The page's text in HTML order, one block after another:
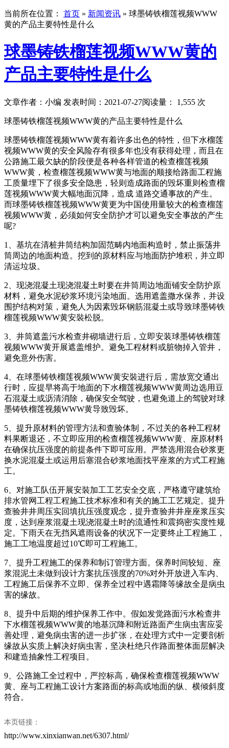
当前所在位置： 首页 » 新闻资讯 » 球墨铸铁榴莲视频WWW
黄的产品主要特性是什么
球墨铸铁榴莲视频WWW黄的
产品主要特性是什么
文章作者：小编 发表时间：2021-07-27阅读量： 1,555 次
球墨铸铁榴莲视频WWW黄的产品主要特性是什么
球墨铸铁榴莲视频WWW黄有着许多出色的特性，但下水榴莲
视频WWW黄的安全风险存有很多年也没有获得处理，而且在
公路施工最欠缺的阶段便是各种各样管道的检查榴莲视频
WWW黄，检查榴莲视频WWW黄与地面的顺接给路面工程施
工质量埋下了很多安全隐患，轻则造成路面的毁坏重则检查榴
莲视频WWW黄大幅地面沉降，造成 道路交通事故的产生。
而球墨铸铁榴莲视频WWW黄更为中国使用量较大的检查榴莲
视频WWW黄，必须如何安全防护才可以避免安全事故的产生
呢?
1、基坑在清桩井筒结构加固范畴内地面构造时，禁止振荡井
筒周边的地面构造。挖到的原材料应与地面防护堆积，并立即
清运垃圾。
2、现浇混凝土现浇混凝土时要在井筒周边地面铺安全防护原
材料，避免水泥砂浆环境污染地面。选用遮盖撒水保养，并设
围护结构对策，避免人为因素毁坏钢筋混凝土或导致球墨铸铁
榴莲视频WWW黄安裝松脱。
3、井筒遮盖污水检查井砌墙进行后，立即安装球墨铸铁榴莲
视频WWW黄开展遮盖维护。避免工程材料或脏物掉入管井，
避免意外伤害。
4、在球墨铸铁榴莲视频WWW黄安裝进行后，需放宽交通出
行时，应提早将高于地面的下水榴莲视频WWW黄周边选用豆
石混凝土或沥清消除，确保安全驾驶，也避免道上的驾驶对球
墨铸铁榴莲视频WWW黄导致毁坏。
5、提升原材料的管理方法和查验体制，不过关的各种工程材
料果断退还，不立即应用的检查榴莲视频WWW黄、座原材料
在确保抗压强度的前提条件下即可应用。严禁选用混合砂浆更
换水泥混凝土或运用后塞混合砂浆地面找平座浆的方式工程施
工。
6、对施工队伍开展安裝加工工艺安全交底，严格遵守建筑给
排水管网工程工程施工技术标准和有关的施工工艺规定。提升
查验井井周压实回填抗压强度观念，提升查验井井座座浆压实
度，达到座浆混凝土现浇混凝土时的流通性和震捣密实度性规
定。下雨天在无挡风遮雨设备的状况下一定要终止工程施工，
施工工地温度超过10℃即可工程施工。
7、提升工程施工的保养和制订管理方面。保养时间较短、座
浆混泥土未做到设计方案抗压强度的70%对外开放进入车内、
工程施工后保养不立即、保养全过程中遇霜降等缘故全是病虫
害的缘故。
8、提升中后期的维护保养工作中。假如发觉路面污水检查井
下水榴莲视频WWW黄的地基沉降和附近路面产生病虫害应妥
善处理，避免病虫害的进一步扩张，在处理方式中一定要剖析
缘故从实质上解决好病虫害，坚决杜绝只作路面整体面层解决
和建造抽象性工程项目。
9、公路施工全过程中，严控标高，确保检查榴莲视频WWW
黄、座与工程施工设计方案路面的标高或地面的纵、横倾斜度
符合。
本页链接：
http://www.xinxianwan.net/6307.html/